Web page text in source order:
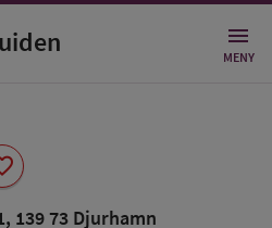
MENY
, 139 73 Djurhamn